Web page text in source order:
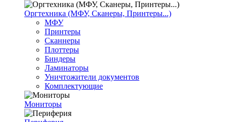
Оргтехника (МФУ, Сканеры, Принтеры...)
МФУ
Принтеры
Сканнеры
Плоттеры
Биндеры
Ламинаторы
Уничтожители документов
Комплектующие
Мониторы